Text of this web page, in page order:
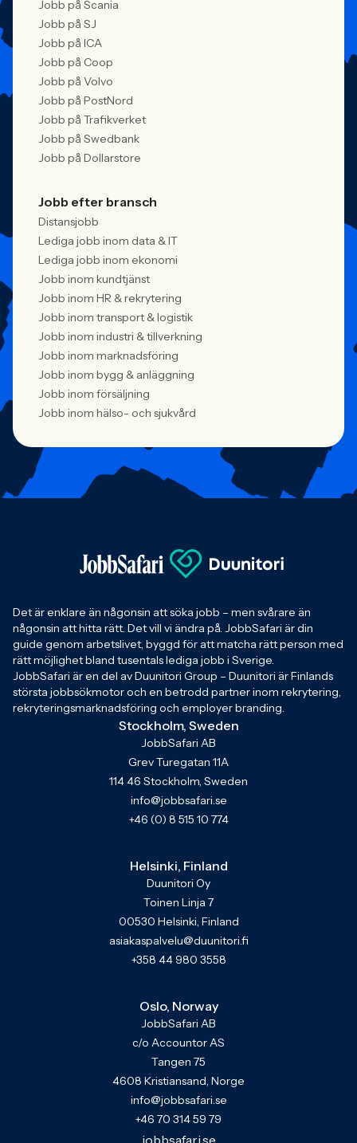
Jobb på Scania
Jobb på SJ
Jobb på ICA
Jobb på Coop
Jobb på Volvo
Jobb på PostNord
Jobb på Trafikverket
Jobb på Swedbank
Jobb på Dollarstore
Jobb efter bransch
Distansjobb
Lediga jobb inom data & IT
Lediga jobb inom ekonomi
Jobb inom kundtjänst
Jobb inom HR & rekrytering
Jobb inom transport & logistik
Jobb inom industri & tillverkning
Jobb inom marknadsföring
Jobb inom bygg & anläggning
Jobb inom försäljning
Jobb inom hälso- och sjukvård
Det är enklare än någonsin att söka jobb – men svårare än
någonsin att hitta rätt. Det vill vi ändra på. JobbSafari är din
guide genom arbetslivet, byggd för att matcha rätt person med
rätt möjlighet bland tusentals lediga jobb i Sverige.
JobbSafari är en del av Duunitori Group – Duunitori är Finlands
största jobbsökmotor och en betrodd partner inom rekrytering,
rekryteringsmarknadsföring och employer branding.
Stockholm, Sweden
JobbSafari AB
Grev Turegatan 11A
114 46 Stockholm, Sweden
info@jobbsafari.se
+46 (0) 8 515 10 774
Helsinki, Finland
Duunitori Oy
Toinen Linja 7
00530 Helsinki, Finland
asiakaspalvelu@duunitori.fi
+358 44 980 3558
Oslo, Norway
JobbSafari AB
c/o Accountor AS
Tangen 75
4608 Kristiansand, Norge
info@jobbsafari.se
+46 70 314 59 79
jobbsafari.se